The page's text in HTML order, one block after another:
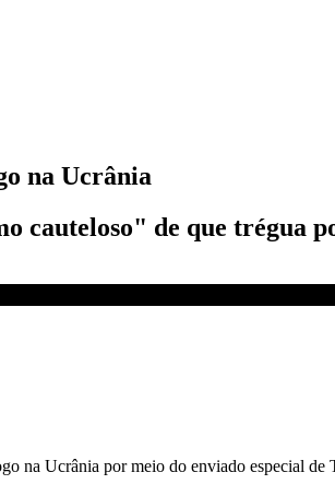
na Ucrânia
cauteloso" de que trégua
na Ucrânia por meio do enviado especial